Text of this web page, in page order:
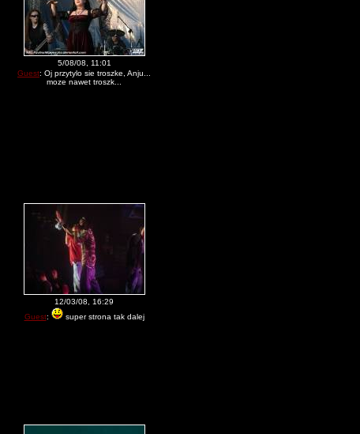
5/08/08, 11:01
Guest: Oj przytylo sie troszke, Anju...
moze nawet troszk...
12/03/08, 16:29
Guest: super strona tak dalej